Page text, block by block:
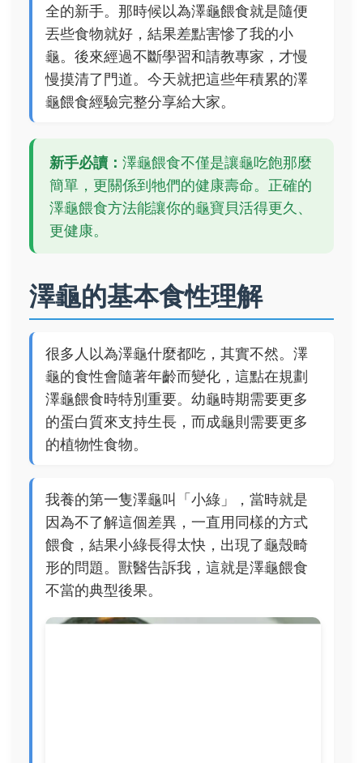
全的新手。那時候以為澤龜餵食就是隨便
丟些食物就好，結果差點害慘了我的小
龜。後來經過不斷學習和請教專家，才慢
慢摸清了門道。今天就把這些年積累的澤
龜餵食經驗完整分享給大家。
新手必讀： 澤龜餵食不僅是讓龜吃飽那麼
簡單，更關係到牠們的健康壽命。正確的
澤龜餵食方法能讓你的龜寶貝活得更久、
更健康。
澤龜的基本食性理解
很多人以為澤龜什麼都吃，其實不然。澤
龜的食性會隨著年齡而變化，這點在規劃
澤龜餵食時特別重要。幼龜時期需要更多
的蛋白質來支持生長，而成龜則需要更多
的植物性食物。
我養的第一隻澤龜叫「小綠」，當時就是
因為不了解這個差異，一直用同樣的方式
餵食，結果小綠長得太快，出現了龜殼畸
形的問題。獸醫告訴我，這就是澤龜餵食
不當的典型後果。